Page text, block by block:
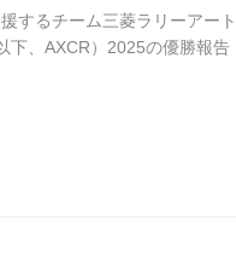
するチーム三菱ラリーアート
下、AXCR）2025の優勝報告